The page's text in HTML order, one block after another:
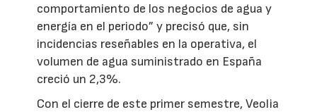
comportamiento de los negocios de agua y
energía en el periodo” y precisó que, sin
incidencias reseñables en la operativa, el
volumen de agua suministrado en España
creció un 2,3%.
Con el cierre de este primer semestre, Veolia